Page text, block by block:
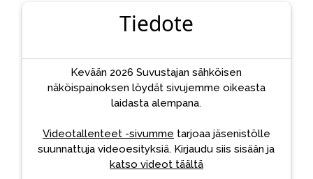
Tiedote
Kevään 2026 Suvustajan sähköisen
näköispainoksen löydät sivujemme oikeasta
laidasta alempana.
Videotallenteet -sivumme tarjoaa jäsenistölle
suunnattuja videoesityksiä. Kirjaudu siis sisään ja
katso videot täältä